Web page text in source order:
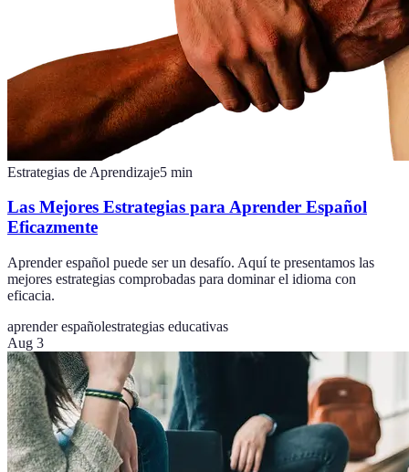
Estrategias de Aprendizaje5 min
Las Mejores Estrategias para Aprender Español
Eficazmente
Aprender español puede ser un desafío. Aquí te presentamos las
mejores estrategias comprobadas para dominar el idioma con
eficacia.
aprender españolestrategias educativas
Aug 3